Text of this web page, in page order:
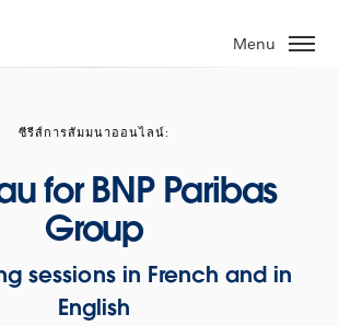
Menu
ซีรีส์การสัมมนาออนไลน์:
for BNP Paribas
Group
sessions in French and in
English